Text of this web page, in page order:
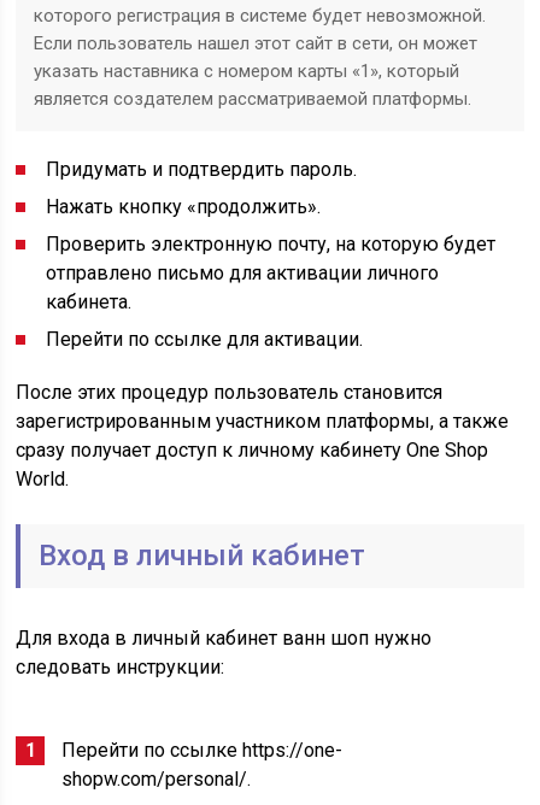
которого регистрация в системе будет невозможной.
Если пользователь нашел этот сайт в сети, он может
указать наставника с номером карты «1», который
является создателем рассматриваемой платформы.
Придумать и подтвердить пароль.
Нажать кнопку «продолжить».
Проверить электронную почту, на которую будет
отправлено письмо для активации личного
кабинета.
Перейти по ссылке для активации.
После этих процедур пользователь становится
зарегистрированным участником платформы, а также
сразу получает доступ к личному кабинету One Shop
World.
Вход в личный кабинет
Для входа в личный кабинет ванн шоп нужно
следовать инструкции:
Перейти по ссылке https://one-
shopw.com/personal/.